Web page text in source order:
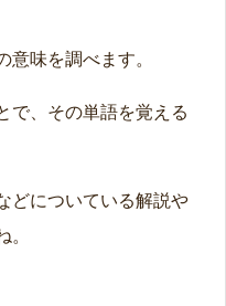
意味を調べます。
で、その単語を覚える
どについている解説や
。